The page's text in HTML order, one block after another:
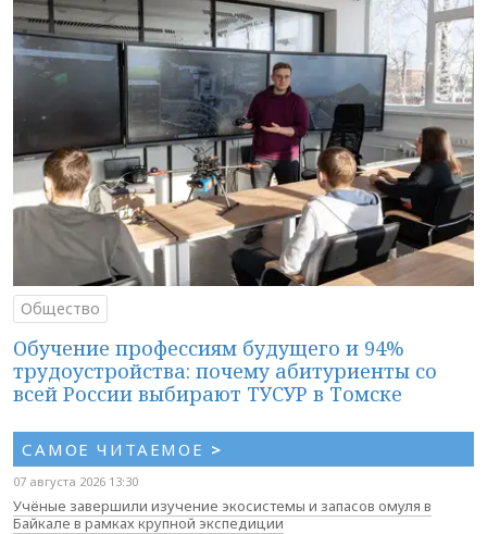
Общество
Обучение профессиям будущего и 94%
трудоустройства: почему абитуриенты со
всей России выбирают ТУСУР в Томске
САМОЕ ЧИТАЕМОЕ >
07 августа 2026 13:30
Учёные завершили изучение экосистемы и запасов омуля в
Байкале в рамках крупной экспедиции